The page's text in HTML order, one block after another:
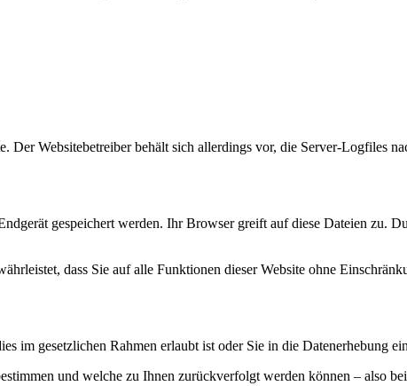
Websitebetreiber behält sich allerdings vor, die Server-Logfiles
gespeichert werden. Ihr Browser greift auf diese Dateien zu.
dass Sie auf alle Funktionen dieser Website ohne
im gesetzlichen Rahmen erlaubt ist oder Sie in die Datenerhebung
und welche zu Ihnen zurückverfolgt werden können – also